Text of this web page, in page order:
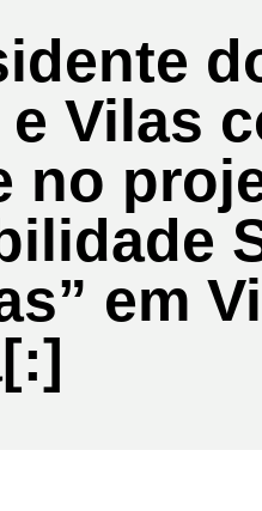
Vilas
no
em